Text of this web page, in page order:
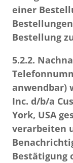
einer
Bestellung
5.2.2.
anwendbar)
Inc. d/b/a
York, USA
verarbeiten
Bestätigung